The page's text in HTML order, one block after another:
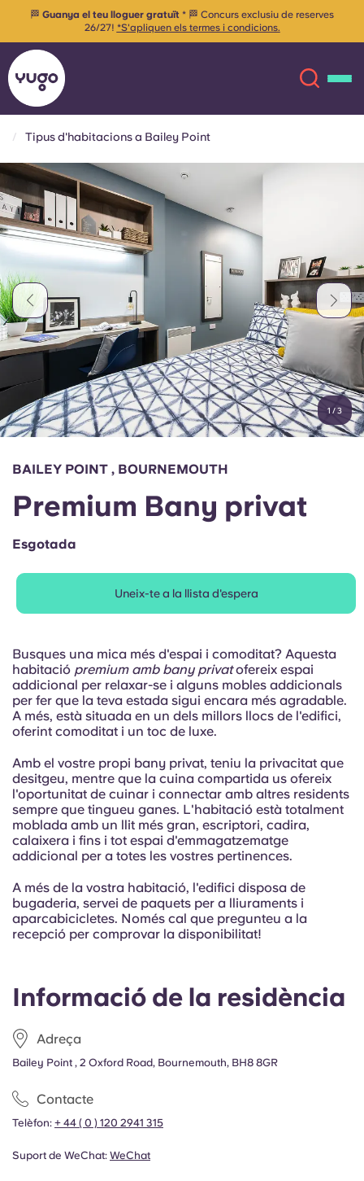
Sobre
Ubicacions
Més
Compte Llengua
English (GB)
Chinese
Català
Italian
French
Portuguese
Selecciona un país
Reserva ara
English (GB)
English (US)
Chinese
Català Deutsch
Italian French
Portuguese
🏁 Guanya el teu lloguer gratuït * 🏁 Concurs exclusiu de reserves
26/27! *S'apliquen els termes i condicions.
Tipus d'habitacions a Bailey Point
1 /3
Informació de la residència
Adreça
Bailey Point , 2 Oxford Road, Bournemouth, BH8 8GR
Contacte
Telèfon: + 44 ( 0 ) 120 2941 315
Suport de WeChat: WeChat
BAILEY POINT , BOURNEMOUTH
Premium Bany privat
Esgotada
Uneix-te a la llista d'espera
Busques una mica més d'espai i comoditat? Aquesta
habitació premium amb bany privatofereix espai
addicional per relaxar-se i alguns mobles addicionals
per fer que la teva estada sigui encara més agradable.
A més, està situada en un dels millors llocs de l'edifici,
oferint comoditat i un toc de luxe.
Amb el vostre propi bany privat, teniu la privacitat que
desitgeu, mentre que la cuina compartida us ofereix
l'oportunitat de cuinar i connectar amb altres residents
sempre que tingueu ganes. L'habitació està totalment
moblada amb un llit més gran, escriptori, cadira,
calaixera i fins i tot espai d'emmagatzematge
addicional per a totes les vostres pertinences.
A més de la vostra habitació, l'edifici disposa de
bugaderia, servei de paquets per a lliuraments i
aparcabicicletes. Només cal que pregunteu a la
recepció per comprovar la disponibilitat!